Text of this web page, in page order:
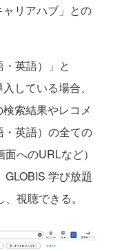
リアハブ」との
英語）」と
している場合、
索結果やレコメ
・英語）の全ての
へのURLなど）
学び放題
視聴できる。